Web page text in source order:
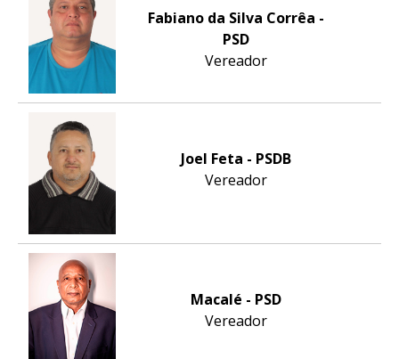
Fabiano da Silva Corrêa -
PSD
Vereador
Joel Feta - PSDB
Vereador
Macalé - PSD
Vereador